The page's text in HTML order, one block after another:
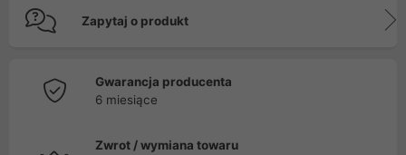
Zapytaj o produkt
Gwarancja producenta
6 miesiące
Zwrot / wymiana towaru